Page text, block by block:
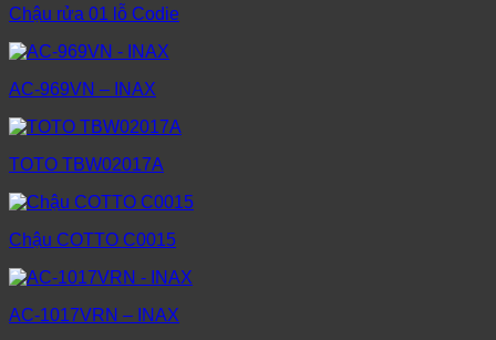
Chậu rửa 01 lỗ Codie
AC-969VN – INAX
TOTO TBW02017A
Chậu COTTO C0015
AC-1017VRN – INAX